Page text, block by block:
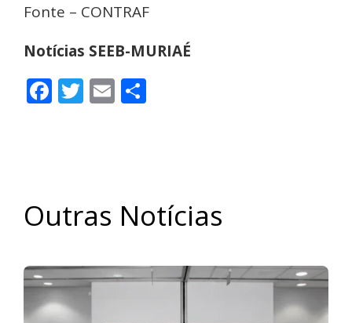
Fonte – CONTRAF
Notícias SEEB-MURIAÉ
Facebook
Twitter
Email
Outras Notícias